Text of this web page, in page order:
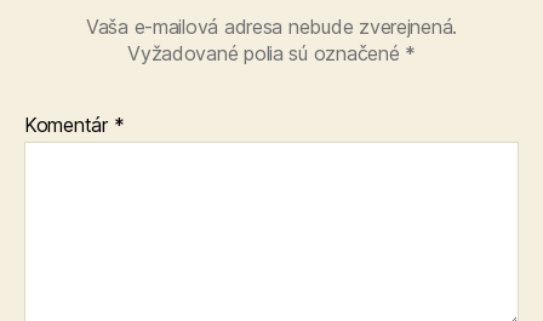
Vaša e-mailová adresa nebude zverejnená.
Vyžadované polia sú označené *
Komentár *